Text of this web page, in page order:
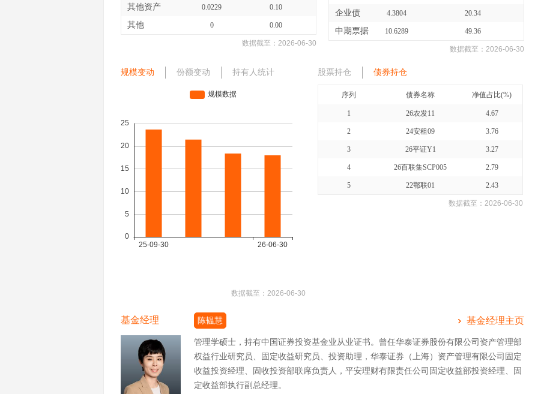
其他资产 0.0229 0.10
其他 0 0.00
数据截至： 2026-06-30
企业债 4.3804 20.34
中期票据 10.6289 49.36
数据截至： 2026-06-30
规模变动 份额变动 持有人统计
数据截至： 2026-06-30
股票持仓 债券持仓
序列 债券名称 净值占比(%)
1 26农发11 4.67
2 24安租09 3.76
3 26平证Y1 3.27
4 26百联集SCP005 2.79
5 22鄂联01 2.43
数据截至： 2026-06-30
基金经理 陈韫慧 基金经理主页
管理学硕士，持有中国证券投资基金业从业证书。曾任华泰证券股份有限公司资产管理部
权益行业研究员、固定收益研究员、投资助理，华泰证券（上海）资产管理有限公司固定
收益投资经理、固收投资部联席负责人，平安理财有限责任公司固定收益部投资经理、固
定收益部执行副总经理。